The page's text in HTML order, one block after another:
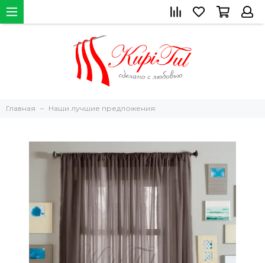
Главная Наши лучшие предложения: